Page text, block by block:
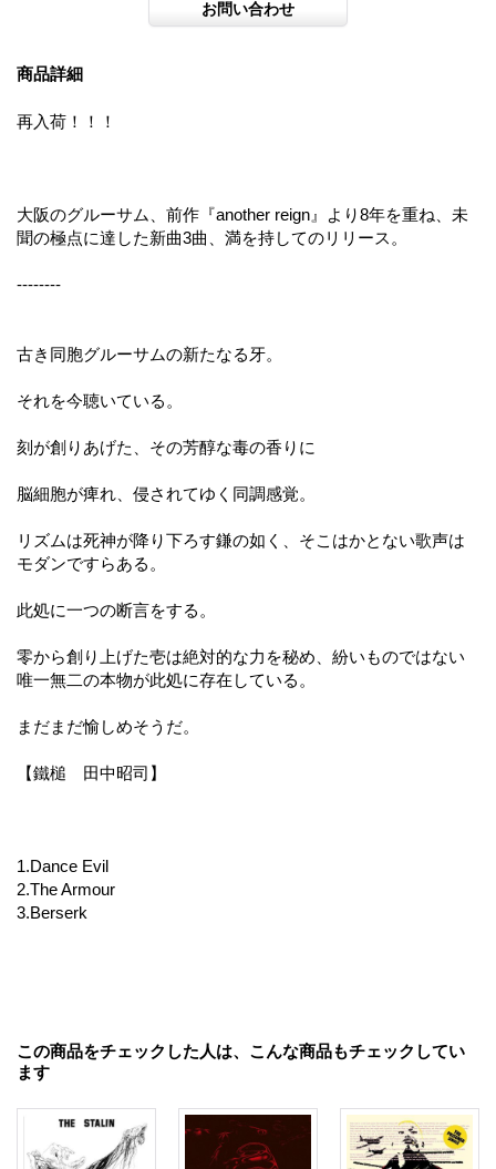
商品詳細
再入荷！！！
大阪のグルーサム、前作『another reign』より8年を重ね、未
聞の極点に達した新曲3曲、満を持してのリリース。
--------
古き同胞グルーサムの新たなる牙。
それを今聴いている。
刻が創りあげた、その芳醇な毒の香りに
脳細胞が痺れ、侵されてゆく同調感覚。
リズムは死神が降り下ろす鎌の如く、そこはかとない歌声は
モダンですらある。
此処に一つの断言をする。
零から創り上げた壱は絶対的な力を秘め、紛いものではない
唯一無二の本物が此処に存在している。
まだまだ愉しめそうだ。
【鐵槌 田中昭司】
1.Dance Evil
2.The Armour
3.Berserk
この商品をチェックした人は、こんな商品もチェックしてい
ます